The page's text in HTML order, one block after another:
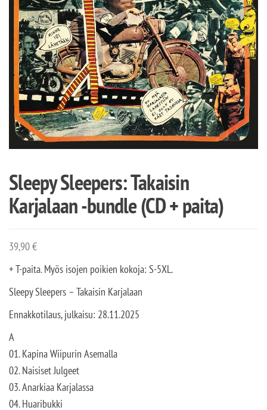
Sleepy Sleepers: Takaisin
Karjalaan -bundle (CD + paita)
39,90€
+ T-paita. Myös isojen poikien kokoja: S-5XL.
Sleepy Sleepers – Takaisin Karjalaan
Ennakkotilaus, julkaisu: 28.11.2025
A
01. Kapina Wiipurin Asemalla
02. Naisiset Julgeet
03. Anarkiaa Karjalassa
04. Huaribukki